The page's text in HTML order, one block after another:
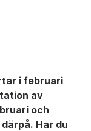
i februari
av
och
Har du